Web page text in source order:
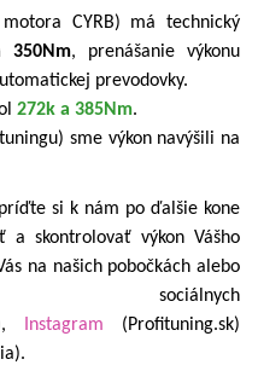
CYRB) má technický
350Nm, prenášanie výkonu
prevodovky.
272k a 385Nm.
sme výkon navýšili na
si k nám po ďalšie kone
skontrolovať výkon Vášho
na našich pobočkách alebo
Instagram
(Profituning.sk)